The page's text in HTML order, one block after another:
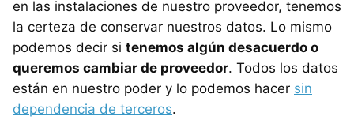
en las instalaciones de nuestro proveedor, tenemos
la certeza de conservar nuestros datos. Lo mismo
podemos decir si tenemos algún desacuerdo o
queremos cambiar de proveedor. Todos los datos
están en nuestro poder y lo podemos hacer sin
dependencia de terceros.